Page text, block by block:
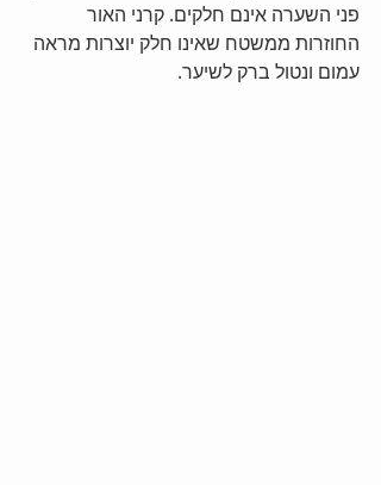
פני השערה אינם חלקים. קרני האור
החוזרות ממשטח שאינו חלק יוצרות מראה
עמום ונטול ברק לשיער.